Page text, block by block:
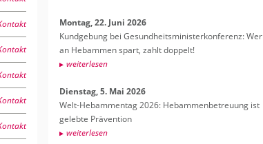
Mon­tag, 22. Juni 2026
Kund­ge­bung bei Ge­sund­heits­mi­nis­ter­kon­fe­renz: Wer
an Heb­am­men spart, zahlt dop­pelt!
wei­ter­le­sen
Diens­tag, 5. Mai 2026
Welt-Heb­am­men­tag 2026: Heb­am­men­be­treu­ung ist
ge­leb­te Prä­ven­ti­on
wei­ter­le­sen